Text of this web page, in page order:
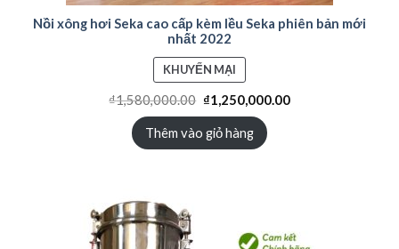
Nồi xông hơi Seka cao cấp kèm lều Seka phiên bản mới
nhất 2022
KHUYẾN MẠI
PHẨM
ĐANG
GIẢM
GIÁ
₫1,580,000.00 ₫1,250,000.00
Thêm vào giỏ hàng